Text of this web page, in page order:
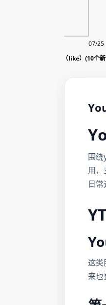
油管 自动包月赞套餐（like）(10个新
07/25
围
用
日常
这类
来也